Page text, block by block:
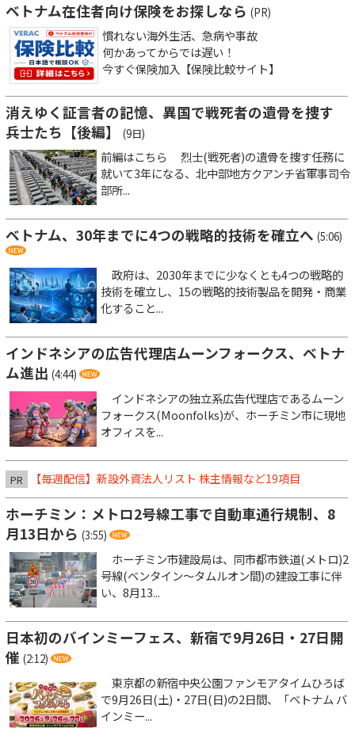
ベトナム在住者向け保険をお探しなら (PR)
慣れない海外生活、急病や事故
何かあってからでは遅い！
今すぐ保険加入【保険比較サイト】
消えゆく証言者の記憶、異国で戦死者の遺骨を捜す
兵士たち【後編】
(9日)
前編はこちら 烈士(戦死者)の遺骨を捜す任務に
就いて3年になる、北中部地方クアンチ省軍事司令
部所...
ベトナム、30年までに4つの戦略的技術を確立へ (5:06)
政府は、2030年までに少なくとも4つの戦略的
技術を確立し、15の戦略的技術製品を開発・商業
化すること...
インドネシアの広告代理店ムーンフォークス、ベトナ
ム進出 (4:44)
インドネシアの独立系広告代理店であるムーン
フォークス(Moonfolks)が、ホーチミン市に現地
オフィスを...
PR 【毎週配信】新設外資法人リスト 株主情報など19項目
ホーチミン：メトロ2号線工事で自動車通行規制、8
月13日から (3:55)
ホーチミン市建設局は、同市都市鉄道(メトロ)2
号線(ベンタイン～タムルオン間)の建設工事に伴
い、8月13...
日本初のバインミーフェス、新宿で9月26日・27日開
催 (2:12)
東京都の新宿中央公園ファンモアタイムひろば
で9月26日(土)・27日(日)の2日間、「ベトナム バ
インミー...